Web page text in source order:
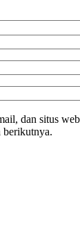
dan situs
berikutnya.